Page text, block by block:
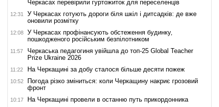
Черкасах перевірили гуртожиток для переселенців
12:31
У Черкасах готують дороги біля шкіл і дитсадків: де вже
оновили розмітку
12:08
У Черкасах профінансують обстеження будинку,
пошкодженого російським безпілотником
11:57
Черкаська педагогиня увійшла до топ-25 Global Teacher
Prize Ukraine 2026
11:22 На Черкащині за добу сталося більше десяти пожеж
10:52
Погода різко зміниться: коли Черкащину накриє грозовий
фронт
10:17 На Черкащині провели в останню путь прикордонника